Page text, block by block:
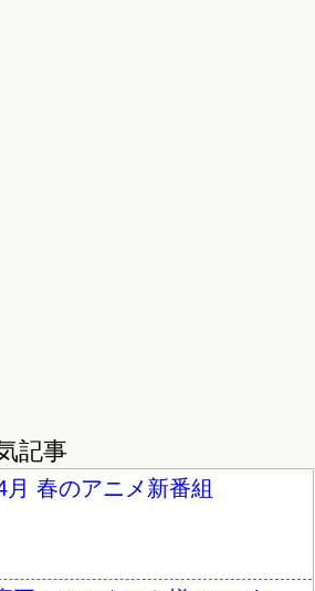
記事
月 春のアニメ新番組